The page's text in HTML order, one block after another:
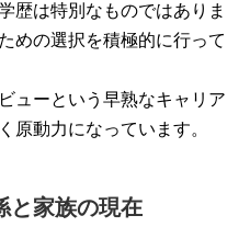
歴は特別なものではありま
めの選択を積極的に行って
ューという早熟なキャリア
原動力になっています。
と家族の現在